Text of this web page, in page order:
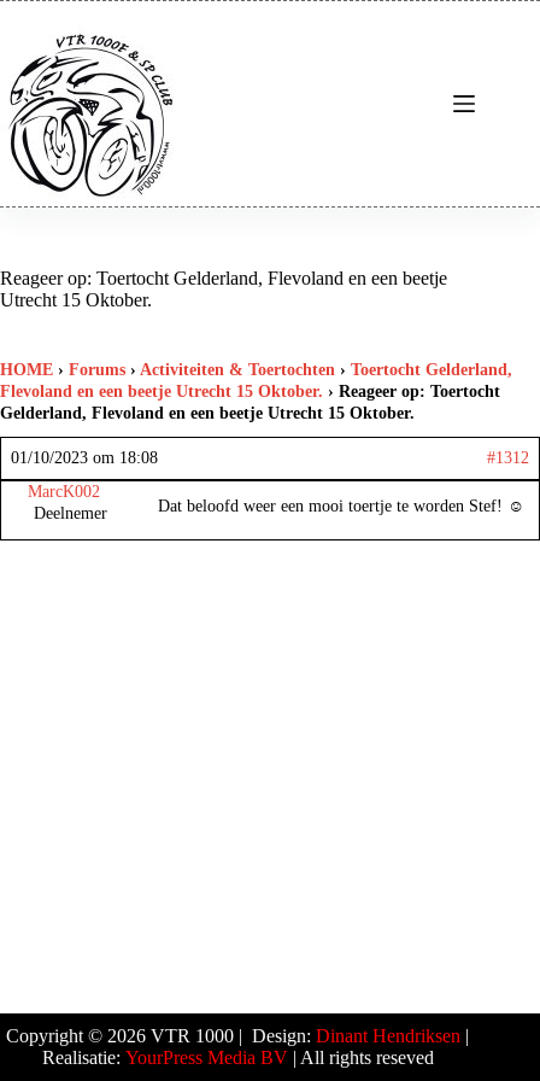
inhoud
Reageer op: Toertocht Gelderland, Flevoland en een beetje
Utrecht 15 Oktober.
HOME › Forums › Activiteiten & Toertochten › Toertocht Gelderland,
Flevoland en een beetje Utrecht 15 Oktober. › Reageer op: Toertocht
Gelderland, Flevoland en een beetje Utrecht 15 Oktober.
01/10/2023 om 18:08
#1312
MarcK002
Deelnemer
Dat beloofd weer een mooi toertje te worden Stef! ☺
Copyright © 2026 VTR 1000 | Design:Dinant Hendriksen |
Realisatie: YourPress Media BV| All rights reseved